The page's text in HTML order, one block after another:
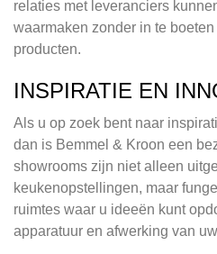
relaties met leveranciers
waarmaken zonder in te
producten.
INSPIRATIE EN
Als u op zoek bent naar
dan is Bemmel & Kroon een
showrooms zijn niet alleen
keukenopstellingen, maar
ruimtes waar u ideeën kunt
apparatuur en afwerking van